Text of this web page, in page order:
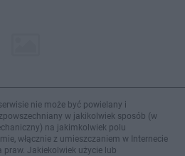
nie może być powielany i
w jakikolwiek sposób (w
na jakimkolwiek polu
włącznie z umieszczaniem w Internecie
praw. Jakiekolwiek użycie lub